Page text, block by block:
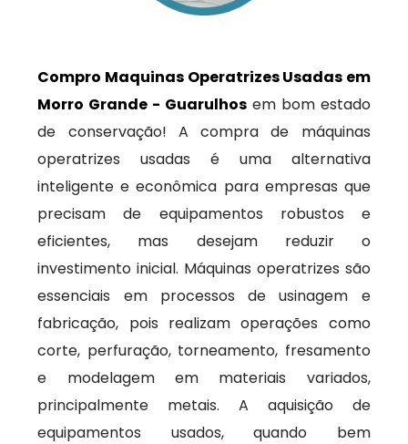
Compro Maquinas Operatrizes Usadas em
Morro Grande - Guarulhos em bom estado
de conservação! A compra de máquinas
operatrizes usadas é uma alternativa
inteligente e econômica para empresas que
precisam de equipamentos robustos e
eficientes, mas desejam reduzir o
investimento inicial. Máquinas operatrizes são
essenciais em processos de usinagem e
fabricação, pois realizam operações como
corte, perfuração, torneamento, fresamento
e modelagem em materiais variados,
principalmente metais. A aquisição de
equipamentos usados, quando bem